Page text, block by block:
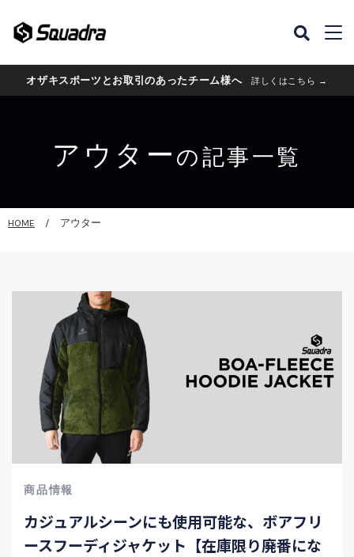
オザキスポーツとお取引のあったチーム様へ 詳しくはこちら →
アウターの記事一覧
HOME アウター
商品情報
カジュアルシーンにも使用可能な、ボアフリ
ースフーディジャケット【在庫限り廃番にな